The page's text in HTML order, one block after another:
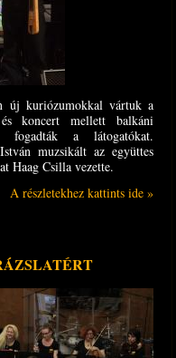
új kuriózumokkal vártuk a
koncert mellett balkáni
fogadták a látogatókat.
muzsikált az együttes
Haag Csilla vezette.
A részletekhez kattints ide »